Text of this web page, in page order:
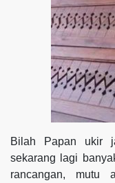
Bilah Papan ukir
sekarang lagi
rancangan, mutu